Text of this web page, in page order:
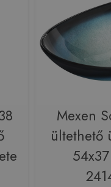
Mexen
ültethető